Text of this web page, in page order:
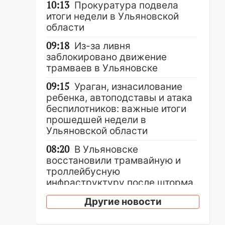
10:13 Прокуратура подвела
итоги недели в Ульяновской
области
09:18 Из-за ливня
заблокировано движение
трамваев в Ульяновске
09:15 Ураган, изнасилование
ребенка, автоподставы и атака
беспилотников: важные итоги
прошедшей недели в
Ульяновской области
08:20 В Ульяновске
восстановили трамвайную и
троллейбусную
инфраструктуру после шторма.
08:19
Внимание! В
Цильнинском районе пропал
Другие новости